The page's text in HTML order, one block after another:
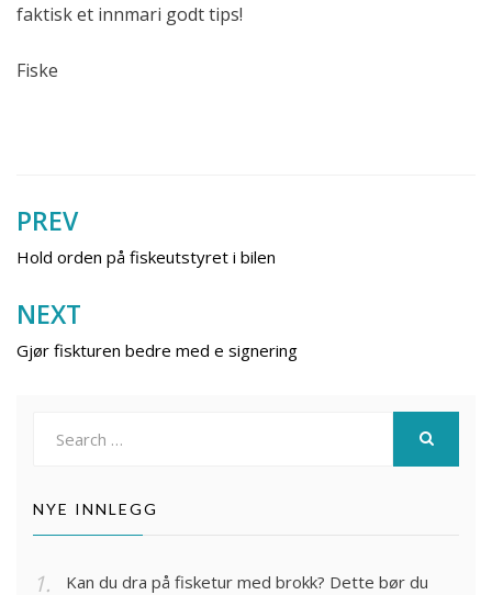
faktisk et innmari godt tips!
Fiske
Innleggsnavigering
PREV
Hold orden på fiskeutstyret i bilen
NEXT
Gjør fiskturen bedre med e signering
NYE INNLEGG
Kan du dra på fisketur med brokk? Dette bør du